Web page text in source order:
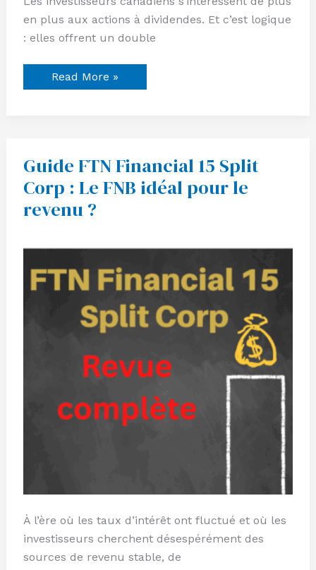
en plus aux actions à dividendes. Et c’est logique
: elles offrent un double
Read More »
Guide FTN Financial 15 Split
Corp : Le FNB idéal pour le
revenu ?
À l’ère où les taux d’intérêt ont fluctué et où les
investisseurs cherchent désespérément des
sources de revenu stable, de
Guide
FTN
Financial
15
Split
Corp
FNB
pour